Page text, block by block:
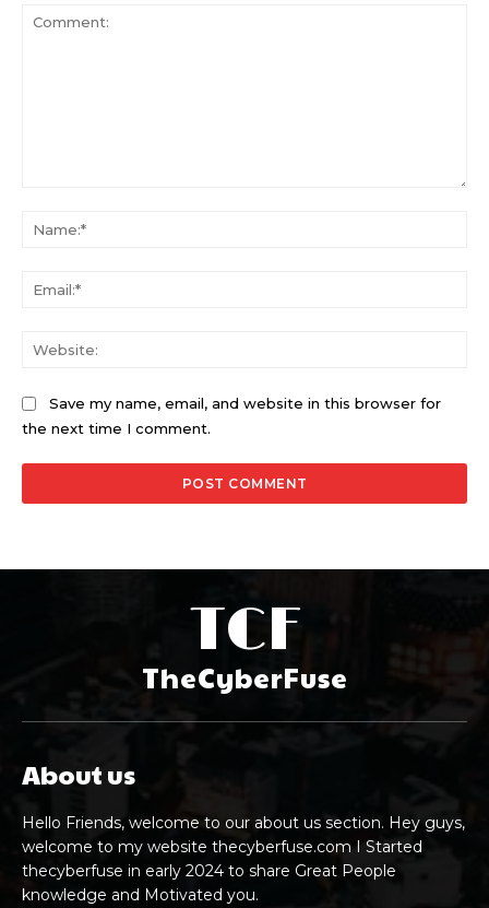
Save my name, email, and website in this browser for
the next time I comment.
TCF
TheCyberFuse
About us
Hello Friends, welcome to our about us section. Hey guys,
welcome to my website thecyberfuse.com I Started
thecyberfuse in early 2024 to share Great People
knowledge and Motivated you.